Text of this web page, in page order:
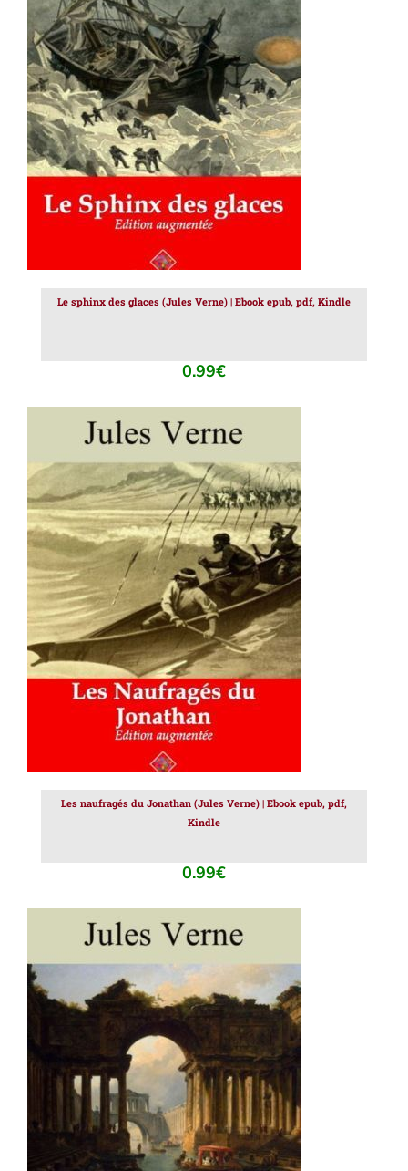
AJOUTER AU PANIER DÉTAILS
Le sphinx des glaces (Jules Verne) | Ebook epub, pdf, Kindle
0.99€
AJOUTER AU PANIER / DÉTAILS
Les naufragés du Jonathan (Jules Verne) | Ebook epub, pdf,
Kindle
0.99€
AJOUTER AU PANIER / DÉTAILS